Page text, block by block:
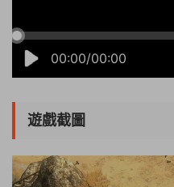
00:00/00:00
遊戲截圖